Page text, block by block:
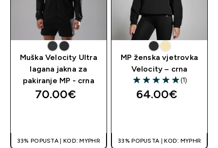
Muška Velocity Ultra
lagana jakna za
pakiranje MP - crna
70.00€‎
33% POPUSTA | KOD: MYPHR
MP ženska vjetrovka
Velocity – crna
5 out of 5 stars
(1)
64.00€‎
33% POPUSTA | KOD: MYPHR